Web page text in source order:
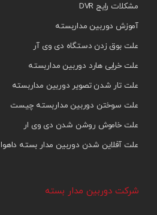
مشکلات رایج DVR
آموزش دوربین مداربسته
علت بوق زدن دستگاه دی وی آر
علت خرابی هارد دوربین مداربسته
علت تار شدن تصویر دوربین مداربسته
علت سوختن دوربین مداربسته چیست
علت خاموش روشن شدن دی وی ار
علت آفلاین شدن دوربین مدار بسته داهوا
شرکت دوربین مدار بسته